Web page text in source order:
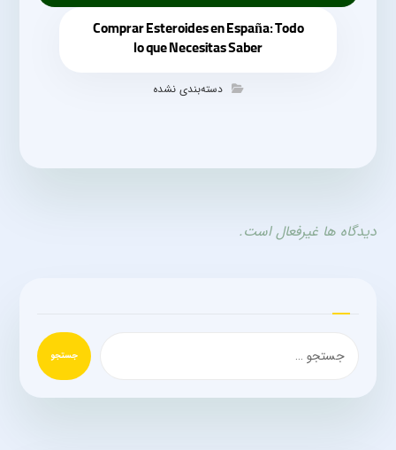
Comprar Esteroides en España: Todo
lo que Necesitas Saber
دسته‌بندی نشده
دیدگاه ها غیرفعال است.
جستجو